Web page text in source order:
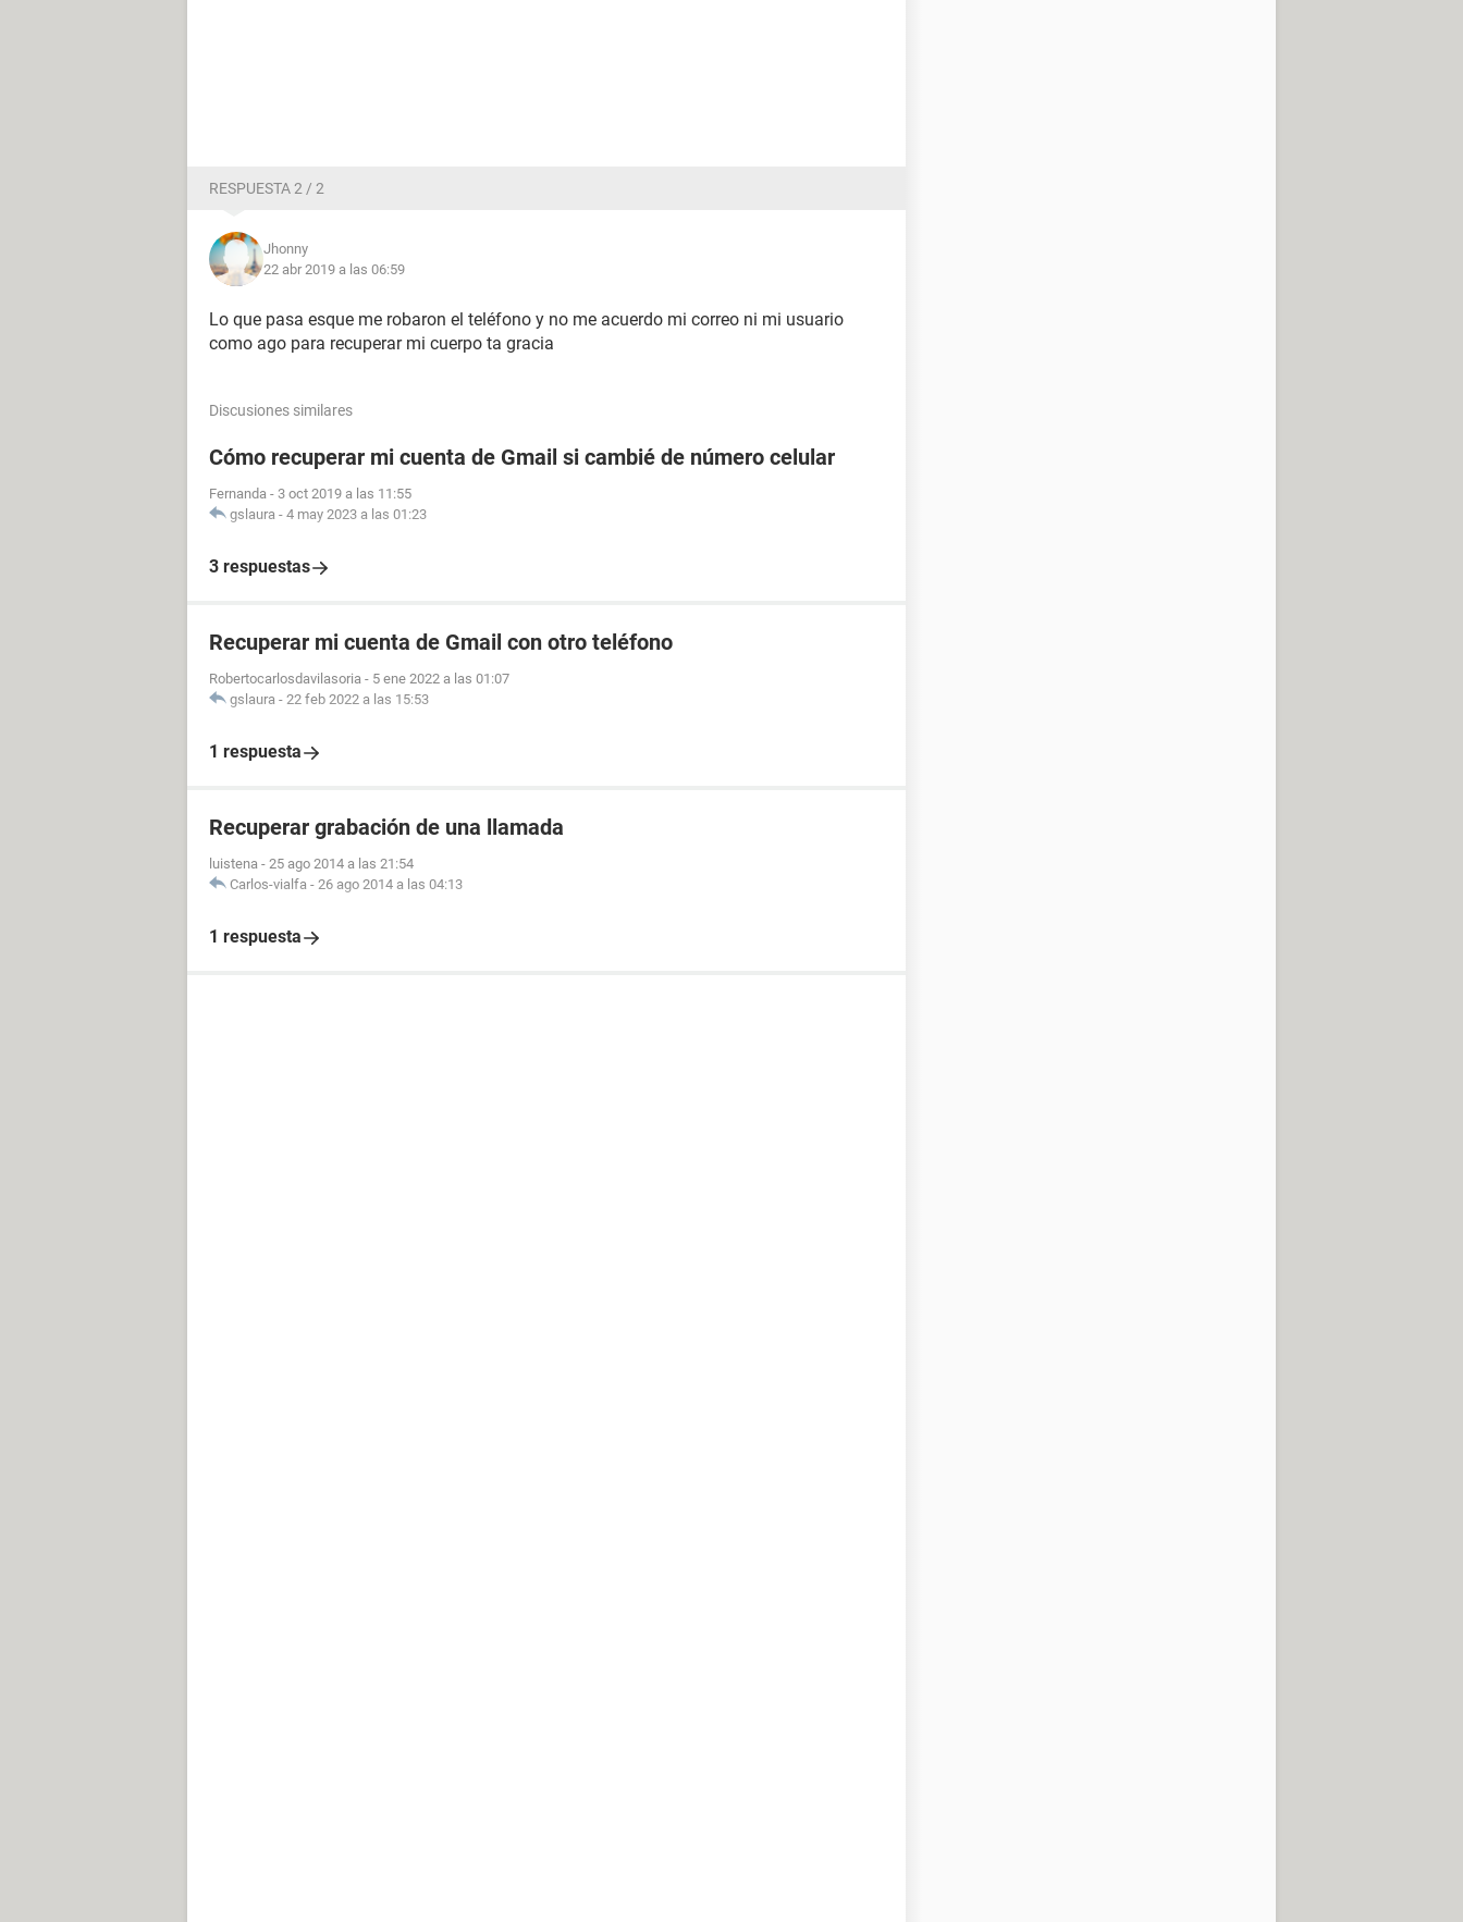
RESPUESTA 2 / 2
Jhonny
22 abr 2019 a las 06:59
Lo que pasa esque me robaron el teléfono y no me acuerdo mi correo ni mi usuario
como ago para recuperar mi cuerpo ta gracia
Discusiones similares
Cómo recuperar mi cuenta de Gmail si cambié de número celular
Fernanda - 3 oct 2019 a las 11:55
gslaura - 4 may 2023 a las 01:23
3 respuestas
Recuperar mi cuenta de Gmail con otro teléfono
Robertocarlosdavilasoria - 5 ene 2022 a las 01:07
gslaura - 22 feb 2022 a las 15:53
1 respuesta
Recuperar grabación de una llamada
luistena - 25 ago 2014 a las 21:54
Carlos-vialfa - 26 ago 2014 a las 04:13
1 respuesta